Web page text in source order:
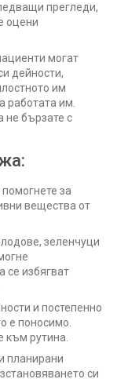
прегледи,
оцени
могат
дейности,
им
работата им.
не бързате с
за
вещества от
зеленчуци
се избягват
и постепенно
е поносимо.
към рутина.
планирани
си